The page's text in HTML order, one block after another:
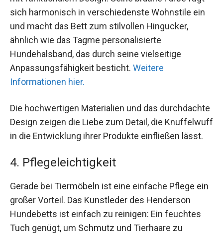
sich harmonisch in verschiedenste Wohnstile ein
und macht das Bett zum stilvollen Hingucker,
ähnlich wie das Tagme personalisierte
Hundehalsband, das durch seine vielseitige
Anpassungsfähigkeit besticht. Weitere
Informationen hier.
Die hochwertigen Materialien und das durchdachte
Design zeigen die Liebe zum Detail, die Knuffelwuff
in die Entwicklung ihrer Produkte einfließen lässt.
4. Pflegeleichtigkeit
Gerade bei Tiermöbeln ist eine einfache Pflege ein
großer Vorteil. Das Kunstleder des Henderson
Hundebetts ist einfach zu reinigen: Ein feuchtes
Tuch genügt, um Schmutz und Tierhaare zu